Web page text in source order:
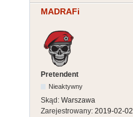
MADRAFi
Pretendent
Nieaktywny
Skąd: Warszawa
Zarejestrowany: 2019-02-02